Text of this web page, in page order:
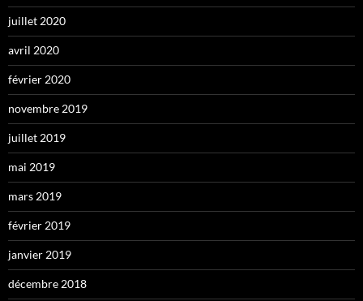
juillet 2020
avril 2020
février 2020
novembre 2019
juillet 2019
mai 2019
mars 2019
février 2019
janvier 2019
décembre 2018